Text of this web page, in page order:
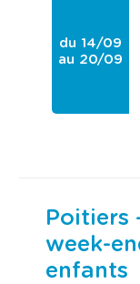
du 14/09
au 20/09
Poitiers
week-
enfants